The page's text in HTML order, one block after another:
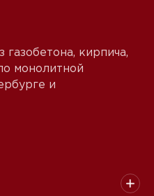
кирпича,
монолитной
и